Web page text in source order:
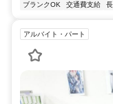
ブランクOK
交通費支給
アルバイト・パート